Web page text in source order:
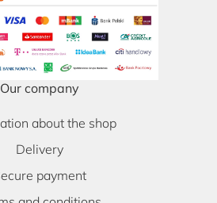
Our company
about the shop
Delivery
payment